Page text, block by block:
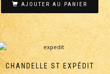
AJOUTER AU PANIER
CHANDELLE ST EXPÉDIT